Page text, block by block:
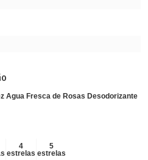
Agua Fresca de Rosas Desodorizante
4
estrelas
5
estrelas